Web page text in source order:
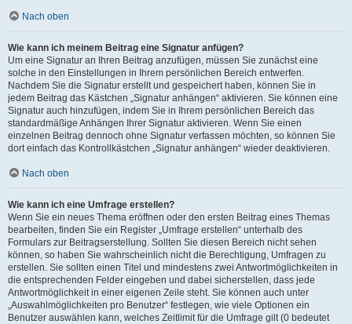
Nach oben
Wie kann ich meinem Beitrag eine Signatur anfügen?
Um eine Signatur an Ihren Beitrag anzufügen, müssen Sie zunächst eine
solche in den Einstellungen in Ihrem persönlichen Bereich entwerfen.
Nachdem Sie die Signatur erstellt und gespeichert haben, können Sie in
jedem Beitrag das Kästchen „Signatur anhängen“ aktivieren. Sie können eine
Signatur auch hinzufügen, indem Sie in Ihrem persönlichen Bereich das
standardmäßige Anhängen Ihrer Signatur aktivieren. Wenn Sie einen
einzelnen Beitrag dennoch ohne Signatur verfassen möchten, so können Sie
dort einfach das Kontrollkästchen „Signatur anhängen“ wieder deaktivieren.
Nach oben
Wie kann ich eine Umfrage erstellen?
Wenn Sie ein neues Thema eröffnen oder den ersten Beitrag eines Themas
bearbeiten, finden Sie ein Register „Umfrage erstellen“ unterhalb des
Formulars zur Beitragserstellung. Sollten Sie diesen Bereich nicht sehen
können, so haben Sie wahrscheinlich nicht die Berechtigung, Umfragen zu
erstellen. Sie sollten einen Titel und mindestens zwei Antwortmöglichkeiten in
die entsprechenden Felder eingeben und dabei sicherstellen, dass jede
Antwortmöglichkeit in einer eigenen Zeile steht. Sie können auch unter
„Auswahlmöglichkeiten pro Benutzer“ festlegen, wie viele Optionen ein
Benutzer auswählen kann, welches Zeitlimit für die Umfrage gilt (0 bedeutet